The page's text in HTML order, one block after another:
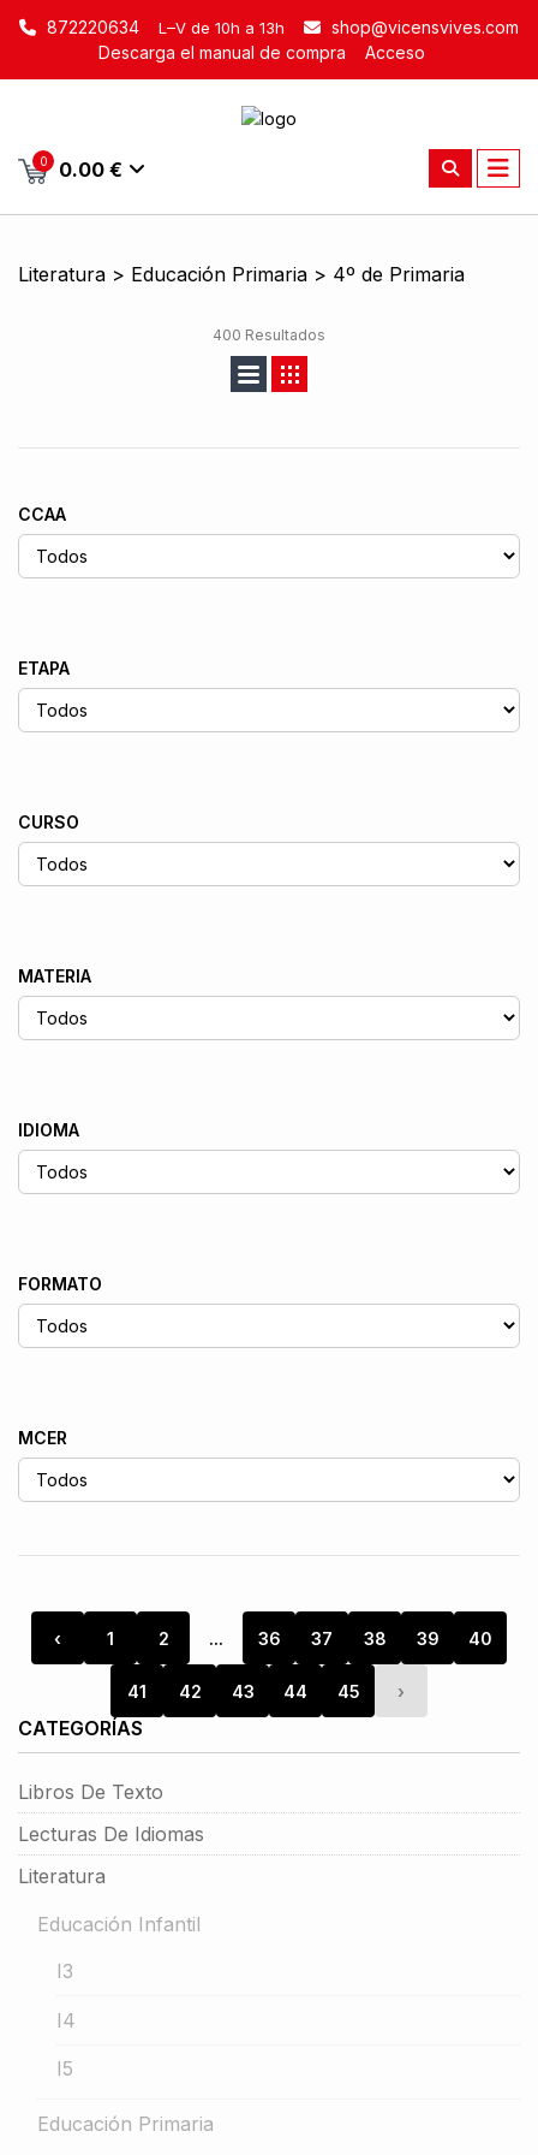
872220634 L–V de 10h a 13h
shop@vicensvives.com
Descarga el manual de compra
Acceso
0 0.00 €
Literatura > Educación Primaria > 4º de Primaria
400 Resultados
CCAA
ETAPA
CURSO
MATERIA
IDIOMA
FORMATO
MCER
‹ 1 2 ... 36 37 38 39 40
41 42 43 44 45 ›
CATEGORÍAS
Libros De Texto
Lecturas De Idiomas
Literatura
Educación Infantil
I3
I4
I5
Educación Primaria